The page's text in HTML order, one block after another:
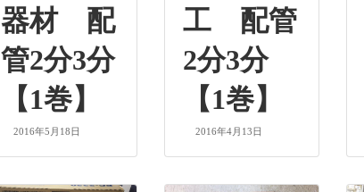
器材 配
管2分3分
【1巻】
2016年5月18日
工 配管
2分3分
【1巻】
2016年4月13日